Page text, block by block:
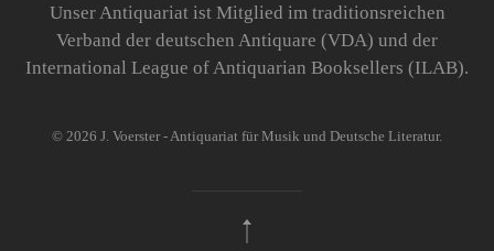
Unser Antiquariat ist Mitglied im traditionsreichen
Verband der deutschen Antiquare (VDA) und der
International League of Antiquarian Booksellers (ILAB).
© 2026 J. Voerster - Antiquariat für Musik und Deutsche Literatur.